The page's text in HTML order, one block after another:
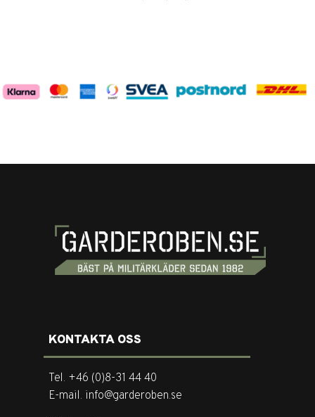
KONTAKTA OSS
Tel. +46 (0)8-31 44 40
E-mail. info@garderoben.se